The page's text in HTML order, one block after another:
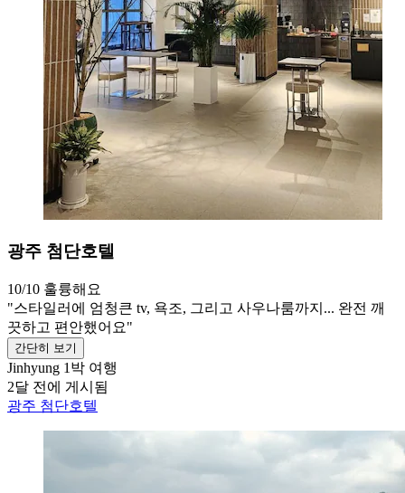
광주 첨단호텔
10/10 훌륭해요
"스타일러에 엄청큰 tv, 욕조, 그리고 사우나룸까지... 완전 깨
끗하고 편안했어요"
간단히 보기
Jinhyung 1박 여행
2달 전에 게시됨
광주 첨단호텔